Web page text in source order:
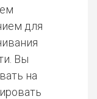
для
Вы
на